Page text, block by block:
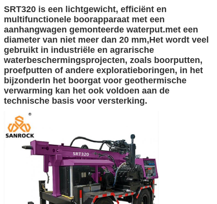
SRT320 is een lichtgewicht, efficiënt en
multifunctionele boorapparaat met een
aanhangwagen gemonteerde waterput.met een
diameter van niet meer dan 20 mm,Het wordt veel
gebruikt in industriële en agrarische
waterbeschermingsprojecten, zoals boorputten,
proefputten of andere exploratieboringen, in het
bijzonderIn het boorgat voor geothermische
verwarming kan het ook voldoen aan de
technische basis voor versterking.